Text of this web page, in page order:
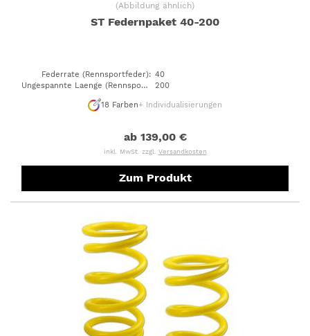
(Abbildung ähnlich)
ST Federnpaket 40-200
Federrate (Rennsportfeder): 40
Ungespannte Laenge (Rennsportfeder)
200
18 Farben+ Individualisierungen
ab 139,00 €
inkl. MwSt. zzgl. Versandkosten
Zum Produkt